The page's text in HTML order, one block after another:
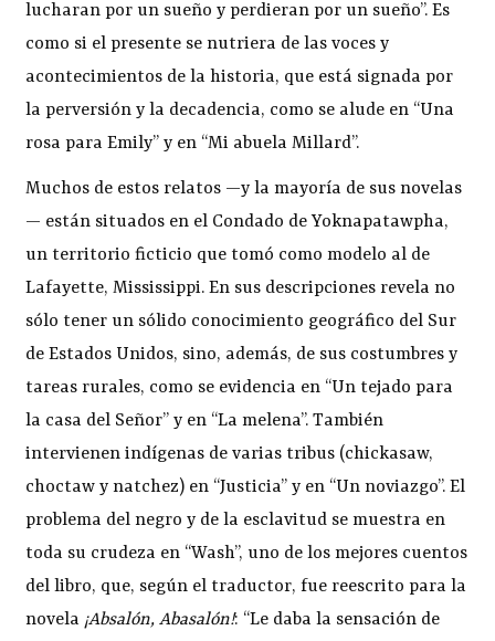
lucharan por un sueño y perdieran por un sueño”. Es
como si el presente se nutriera de las voces y
acontecimientos de la historia, que está signada por
la perversión y la decadencia, como se alude en “Una
rosa para Emily” y en “Mi abuela Millard”.
Muchos de estos relatos —y la mayoría de sus novelas
— están situados en el Condado de Yoknapatawpha,
un territorio ficticio que tomó como modelo al de
Lafayette, Mississippi. En sus descripciones revela no
sólo tener un sólido conocimiento geográfico del Sur
de Estados Unidos, sino, además, de sus costumbres y
tareas rurales, como se evidencia en “Un tejado para
la casa del Señor” y en “La melena”. También
intervienen indígenas de varias tribus (chickasaw,
choctaw y natchez) en “Justicia” y en “Un noviazgo”. El
problema del negro y de la esclavitud se muestra en
toda su crudeza en “Wash”, uno de los mejores cuentos
del libro, que, según el traductor, fue reescrito para la
novela ¡Absalón, Abasalón!: “Le daba la sensación de